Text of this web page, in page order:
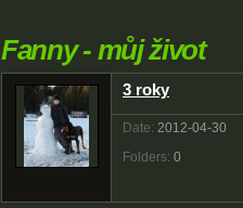
Fanny - můj život
3 roky
Date: 2012-04-30
Folders: 0